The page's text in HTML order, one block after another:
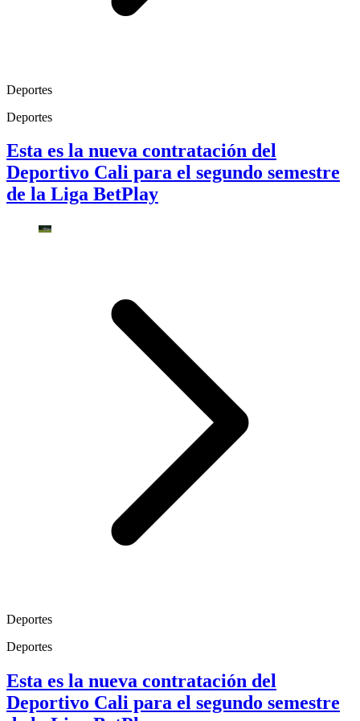
Deportes
Deportes
Esta es la nueva contratación del
Deportivo Cali para el segundo semestre
de la Liga BetPlay
Deportes
Deportes
Esta es la nueva contratación del
Deportivo Cali para el segundo semestre